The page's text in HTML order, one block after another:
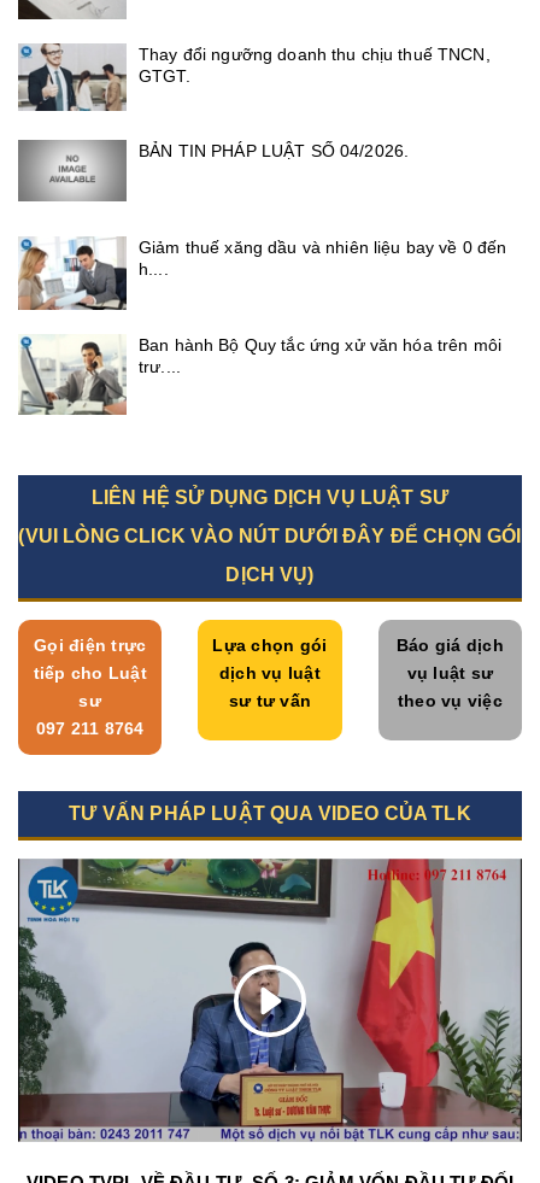
Thay đổi ngưỡng doanh thu chịu thuế TNCN,
GTGT.
BẢN TIN PHÁP LUẬT SỐ 04/2026.
Giảm thuế xăng dầu và nhiên liệu bay về 0 đến
h....
Ban hành Bộ Quy tắc ứng xử văn hóa trên môi
trư....
LIÊN HỆ SỬ DỤNG DỊCH VỤ LUẬT SƯ
(VUI LÒNG CLICK VÀO NÚT DƯỚI ĐÂY ĐỂ CHỌN GÓI
DỊCH VỤ)
Gọi điện trực
tiếp cho Luật
sư
097 211 8764
Lựa chọn gói
dịch vụ luật
sư tư vấn
Báo giá dịch
vụ luật sư
theo vụ việc
TƯ VẤN PHÁP LUẬT QUA VIDEO CỦA TLK